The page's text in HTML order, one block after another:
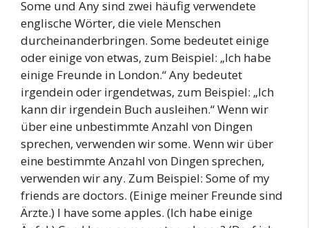
Some und Any sind zwei häufig verwendete
englische Wörter, die viele Menschen
durcheinanderbringen. Some bedeutet einige
oder einige von etwas, zum Beispiel: „Ich habe
einige Freunde in London.“ Any bedeutet
irgendein oder irgendetwas, zum Beispiel: „Ich
kann dir irgendein Buch ausleihen.“ Wenn wir
über eine unbestimmte Anzahl von Dingen
sprechen, verwenden wir some. Wenn wir über
eine bestimmte Anzahl von Dingen sprechen,
verwenden wir any. Zum Beispiel: Some of my
friends are doctors. (Einige meiner Freunde sind
Ärzte.) I have some apples. (Ich habe einige